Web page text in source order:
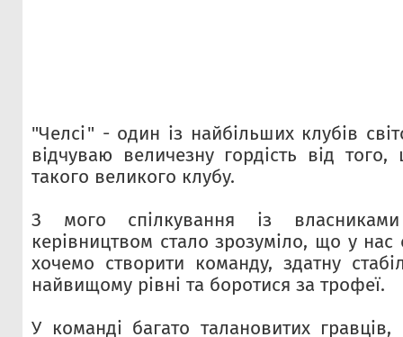
"Челсі" - один із найбільших клубів
відчуваю величезну гордість від
такого великого клубу.
З мого спілкування із
керівництвом стало зрозуміло, що у нас
хочемо створити команду, здатну
найвищому рівні та боротися за трофеї.
У команді багато талановитих